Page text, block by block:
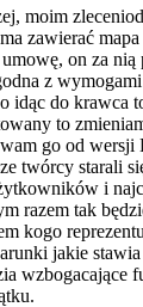
moim
zawierać
on za nią
z
idąc do krawca
to
go od wersji
twórcy starali
i
razem tak
kogo
jakie
wzbogacające